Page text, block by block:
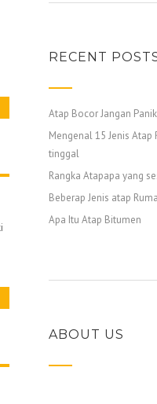
RECENT
Atap Bocor Jangan
Mengenal 15 Jenis
tinggal
Rangka Atapapa yang
Beberap Jenis atap
Apa Itu Atap Bitumen
ABOUT US